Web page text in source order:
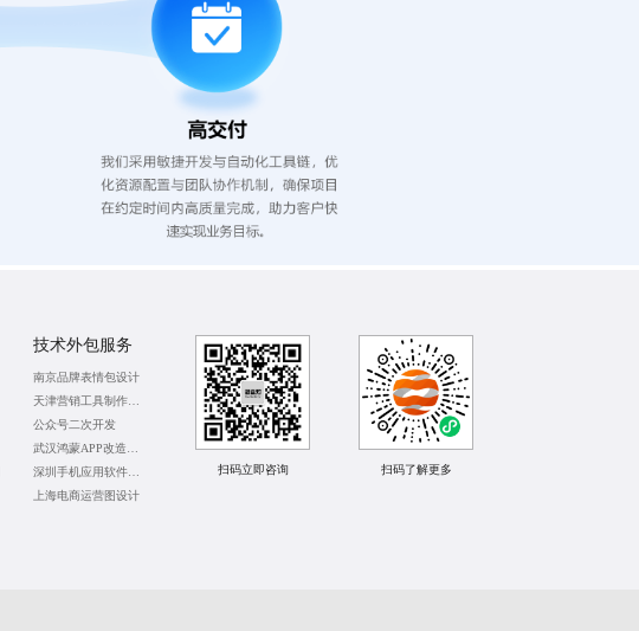
技术外包服务
南京品牌表情包设计
天津营销工具制作公司
公众号二次开发
深圳手机应用软件开发
上海电商运营图设计
扫码立即咨询 扫码了解更多